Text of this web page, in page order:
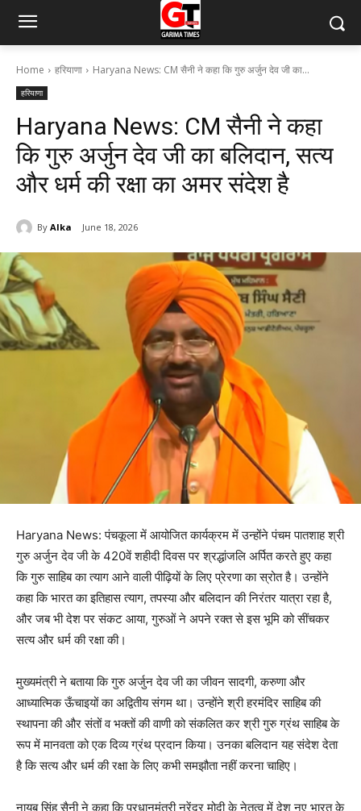
Home हरियाणा Haryana News: CM सैनी ने कहा कि गुरु अर्जुन देव जी का...
हरियाणा
Haryana News: CM सैनी ने कहा
कि गुरु अर्जुन देव जी का बलिदान, सत्य
और धर्म की रक्षा का अमर संदेश है
By Alka June 18, 2026
Haryana News: पंचकूला में आयोजित कार्यक्रम में उन्होंने पंचम पातशाह श्री
गुरु अर्जुन देव जी के 420वें शहीदी दिवस पर श्रद्धांजलि अर्पित करते हुए कहा
कि गुरु साहिब का त्याग आने वाली पीढ़ियों के लिए प्रेरणा का स्रोत है। उन्होंने
कहा कि भारत का इतिहास त्याग, तपस्या और बलिदान की निरंतर यात्रा रहा है,
और जब भी देश पर संकट आया, गुरुओं ने अपने रक्त से इस भूमि को सींचकर
सत्य और धर्म की रक्षा की।
मुख्यमंत्री ने बताया कि गुरु अर्जुन देव जी का जीवन सादगी, करुणा और
आध्यात्मिक ऊँचाइयों का अद्वितीय संगम था। उन्होंने श्री हरमंदिर साहिब की
स्थापना की और संतों व भक्तों की वाणी को संकलित कर श्री गुरु ग्रंथ साहिब के
रूप में मानवता को एक दिव्य ग्रंथ प्रदान किया। उनका बलिदान यह संदेश देता
है कि सत्य और धर्म की रक्षा के लिए कभी समझौता नहीं करना चाहिए।
नायब सिंह सैनी ने कहा कि प्रधानमंत्री नरेंद्र मोदी के नेतृत्व में देश नए भारत के